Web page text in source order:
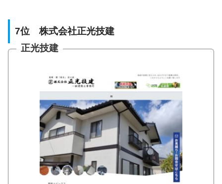
7位 株式会社正光技建
正光技建